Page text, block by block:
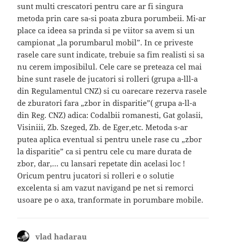
sunt multi crescatori pentru care ar fi singura
metoda prin care sa-si poata zbura porumbeii. Mi-ar
place ca ideea sa prinda si pe viitor sa avem si un
campionat „la porumbarul mobil”. In ce priveste
rasele care sunt indicate, trebuie sa fim realisti si sa
nu cerem imposibilul. Cele care se preteaza cel mai
bine sunt rasele de jucatori si rolleri (grupa a-lll-a
din Regulamentul CNZ) si cu oarecare rezerva rasele
de zburatori fara „zbor in disparitie”( grupa a-ll-a
din Reg. CNZ) adica: Codalbii romanesti, Gat golasii,
Visiniii, Zb. Szeged, Zb. de Eger,etc. Metoda s-ar
putea aplica eventual si pentru unele rase cu „zbor
la disparitie” ca si pentru cele cu mare durata de
zbor, dar,… cu lansari repetate din acelasi loc !
Oricum pentru jucatori si rolleri e o solutie
excelenta si am vazut navigand pe net si remorci
usoare pe o axa, tranformate in porumbare mobile.
vlad hadarau